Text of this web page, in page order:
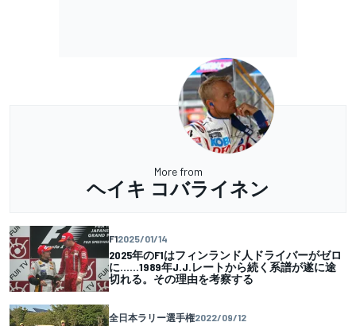
More from
ヘイキ コバライネン
F12025/01/14
2025年のF1はフィンランド人ドライバーがゼロ
に……1989年J.J.レートから続く系譜が遂に途
切れる。その理由を考察する
全日本ラリー選手権2022/09/12